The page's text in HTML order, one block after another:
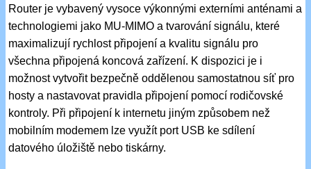
Router je vybavený vysoce výkonnými externími anténami a
technologiemi jako MU-MIMO a tvarování signálu, které
maximalizují rychlost připojení a kvalitu signálu pro
všechna připojená koncová zařízení. K dispozici je i
možnost vytvořit bezpečně oddělenou samostatnou síť pro
hosty a nastavovat pravidla připojení pomocí rodičovské
kontroly. Při připojení k internetu jiným způsobem než
mobilním modemem lze využít port USB ke sdílení
datového úložiště nebo tiskárny.